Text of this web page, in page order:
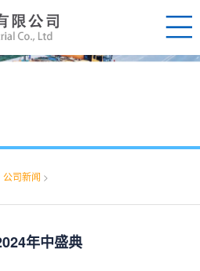
公司新闻 >
年中盛典